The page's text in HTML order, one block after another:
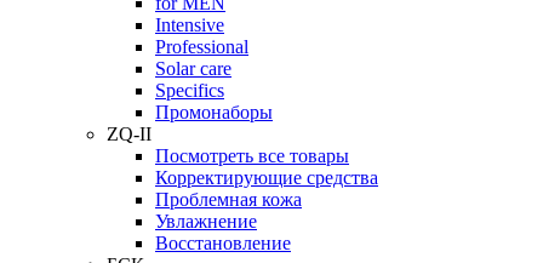
Intensive
Professional
Solar care
Specifics
Промонаборы
ZQ-II
Посмотреть все товары
Корректирующие средства
Проблемная кожа
Увлажнение
Восстановление